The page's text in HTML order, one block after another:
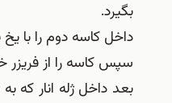
بگیرد.
داخل کاسه دوم را با یخ پر کنید و
سپس کاسه را از فریزر
بعد داخل ژله انار که